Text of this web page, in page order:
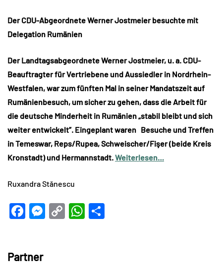
Der CDU-Abgeordnete Werner Jostmeier besuchte mit
Delegation Rumänien
Der Landtagsabgeordnete Werner Jostmeier, u. a. CDU-
Beauftragter für Vertriebene und Aussiedler in Nordrhein-
Westfalen, war zum fünften Mal in seiner Mandatszeit auf
Rumänienbesuch, um sicher zu gehen, dass die Arbeit für
die deutsche Minderheit in Rumänien „stabil bleibt und sich
weiter entwickelt”. Eingeplant waren Besuche und Treffen
in Temeswar, Reps/Rupea, Schweischer/Fişer (beide Kreis
Kronstadt) und Hermannstadt.Weiterlesen…
Ruxandra Stănescu
Facebook
Messenger
CopyWhatsApp
Partner